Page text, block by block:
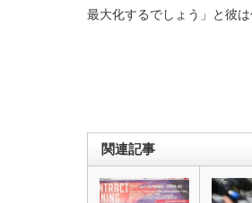
最大化するでしょう」と彼は
関連記事